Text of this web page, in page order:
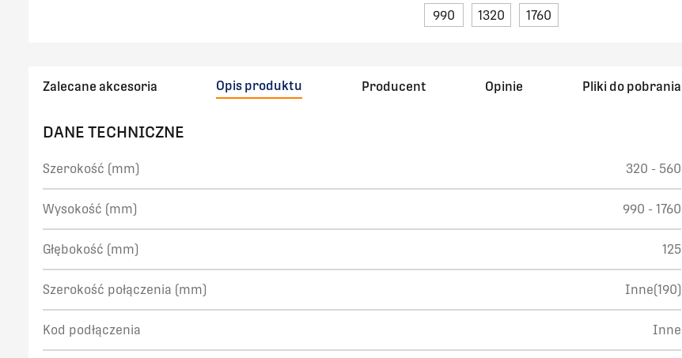
990
1320 1760
Zalecane akcesoria Opis produktu Producent Opinie Pliki do pobrania
DANE TECHNICZNE
Szerokość (mm) 320 - 560
Wysokość (mm) 990 - 1760
Głębokość (mm) 125
Szerokość połączenia (mm) Inne(190)
Kod podłączenia Inne